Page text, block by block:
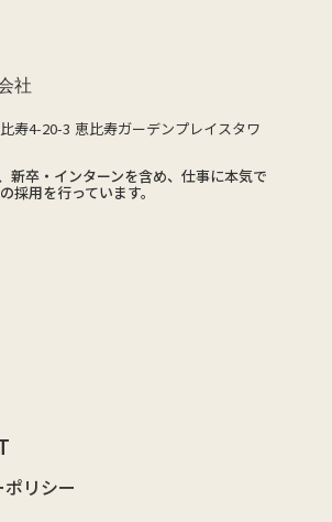
社
寿4-20-3 恵比寿ガーデンプレイスタワ
卒・インターンを含め、仕事に本気で
採用を行っています。
リシー